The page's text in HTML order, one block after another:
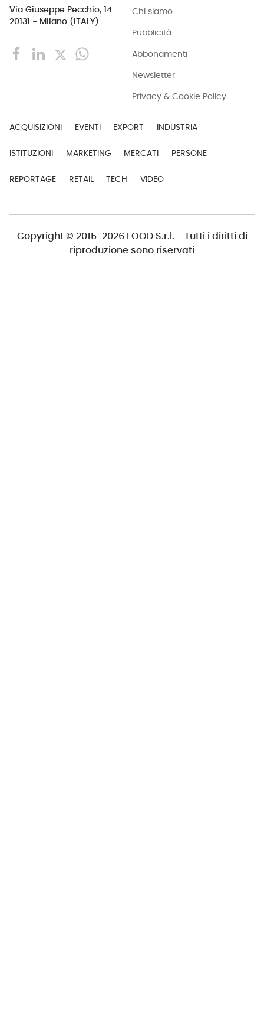
Via Giuseppe Pecchio, 14
20131 - Milano (ITALY)
Chi siamo
Pubblicità
Abbonamenti
Newsletter
Privacy & Cookie Policy
ACQUISIZIONI EVENTI EXPORT INDUSTRIA
ISTITUZIONI MARKETING MERCATI PERSONE
REPORTAGE RETAIL TECH VIDEO
Copyright © 2015-2026 FOOD S.r.l. - Tutti i diritti di
riproduzione sono riservati